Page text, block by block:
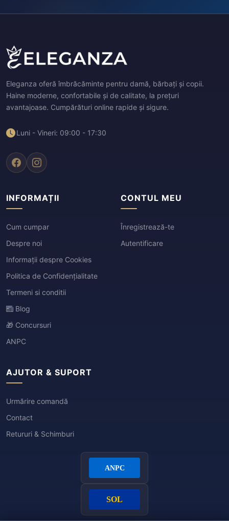
Eleganza oferă îmbrăcăminte pentru damă, bărbați și copii.
Haine moderne, confortabile și de calitate, la prețuri
avantajoase. Cumpărături online rapide și sigure.
Luni - Vineri: 09:00 - 17:30
INFORMAȚII
Cum cumpar
Despre noi
Informații despre Cookies
Politica de Confidențialitate
Termeni si conditii
Blog
🎁 Concursuri
ANPC
CONTUL MEU
Înregistrează-te
Autentificare
AJUTOR & SUPORT
Urmărire comandă
Contact
Retururi & Schimburi